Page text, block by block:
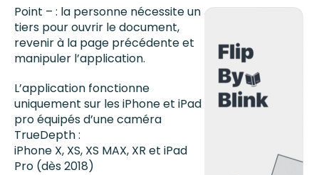
Point – : la personne nécessite un
tiers pour ouvrir le document,
revenir à la page précédente et
manipuler l’application.
L’application fonctionne
uniquement sur les iPhone et iPad
pro équipés d’une caméra
TrueDepth :
iPhone X, XS, XS MAX, XR et iPad
Pro (dès 2018)